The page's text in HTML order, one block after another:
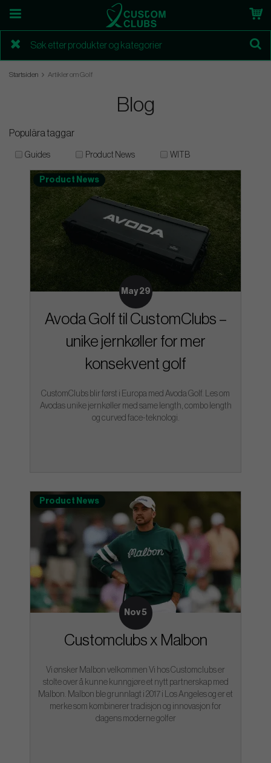
Startsiden Artikler om Golf
Blog
Populära taggar
Guides Product News WITB
Product News
May 29
Avoda Golf til CustomClubs –
unike jernkøller for mer
konsekvent golf
CustomClubs blir først i Europa med Avoda Golf. Les om
Avodas unike jernkøller med same length, combo length
og curved face-teknologi.
Product News
Nov 5
Customclubs x Malbon
Vi ønsker Malbon velkommen Vi hos Customclubs er
stolte over å kunne kunngjøre et nytt partnerskap med
Malbon. Malbon ble grunnlagt i 2017 i Los Angeles og er et
merke som kombinerer tradisjon og innovasjon for
dagens moderne golfer